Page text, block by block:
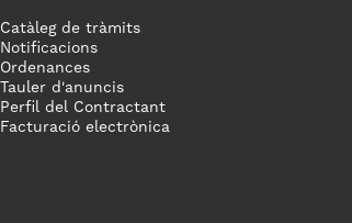
Catàleg de tràmits
Notificacions
Ordenances
Tauler d'anuncis
Perfil del Contractant
Facturació electrònica